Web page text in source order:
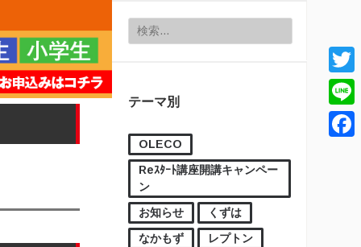
検索:
テーマ別
OLECO
Reｽﾀｰﾄ講座開講キャンペー
ン
お知らせ
くずは
なかもず
レプトン
Line